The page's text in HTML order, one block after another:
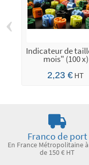
Indicateur de
mois" (100 x)
2,23 € HT
‹
Franco de port
En France Métropolitaine
de 150 € HT